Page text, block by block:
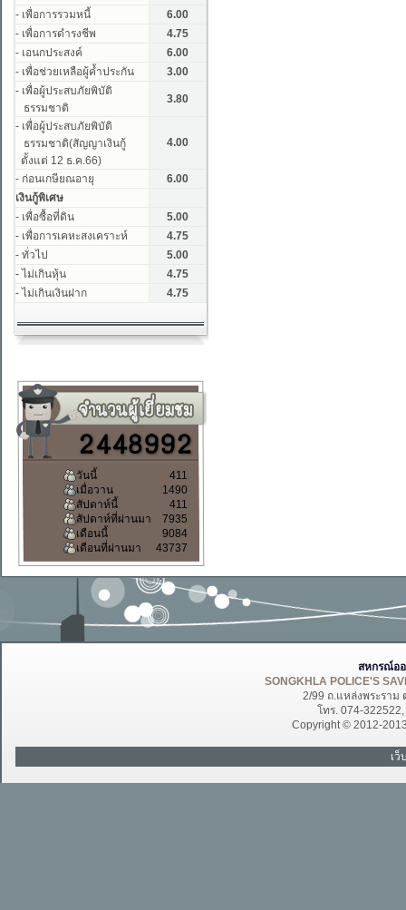
วันนี้
411
เมื่อวาน
1490
สัปดาห์นี้
411
สัปดาห์ที่ผ่านมา
7935
เดือนนี้
9084
เดือนที่ผ่านมา
43737
สหกรณ์อ
SONGKHLA POLICE'S
2/99 ถ.แหล่งพระราม
โทร. 074-
Copyright © 2012-
เ